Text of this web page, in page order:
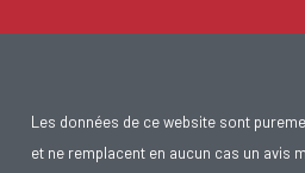
Les données de ce website sont
et ne remplacent en aucun cas un avis